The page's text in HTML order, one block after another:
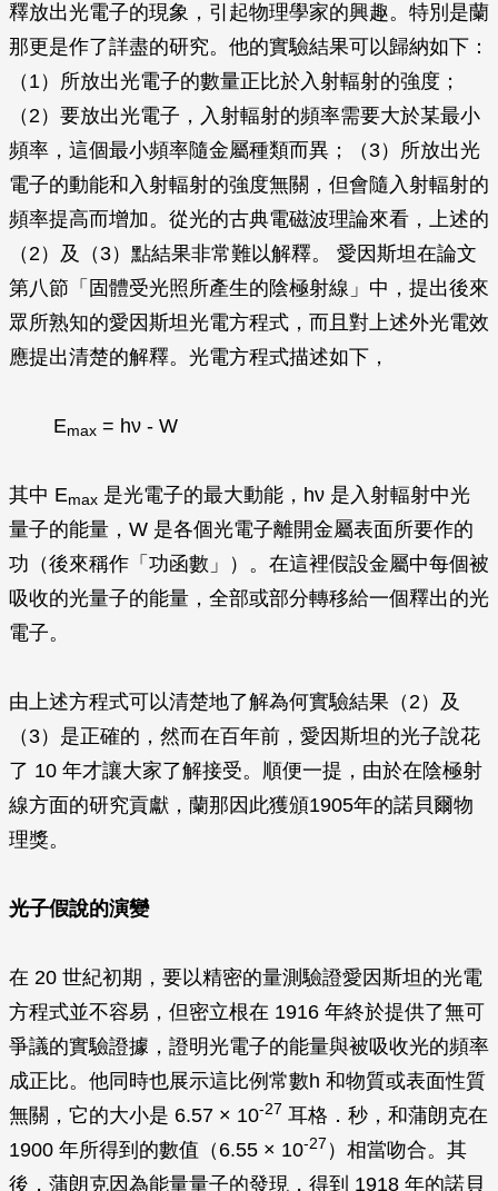
釋放出光電子的現象，引起物理學家的興趣。特別是蘭
那更是作了詳盡的研究。他的實驗結果可以歸納如下：
（1）所放出光電子的數量正比於入射輻射的強度；
（2）要放出光電子，入射輻射的頻率需要大於某最小
頻率，這個最小頻率隨金屬種類而異；（3）所放出光
電子的動能和入射輻射的強度無關，但會隨入射輻射的
頻率提高而增加。從光的古典電磁波理論來看，上述的
（2）及（3）點結果非常難以解釋。 愛因斯坦在論文
第八節「固體受光照所產生的陰極射線」中，提出後來
眾所熟知的愛因斯坦光電方程式，而且對上述外光電效
應提出清楚的解釋。光電方程式描述如下，
Emax = hν - W
其中 Emax 是光電子的最大動能， hν 是入射輻射中光
量子的能量，W 是各個光電子離開金屬表面所要作的
功（後來稱作「功函數」）。在這裡假設金屬中每個被
吸收的光量子的能量，全部或部分轉移給一個釋出的光
電子。
由上述方程式可以清楚地了解為何實驗結果（2）及
（3）是正確的，然而在百年前，愛因斯坦的光子說花
了 10 年才讓大家了解接受。順便一提，由於在陰極射
線方面的研究貢獻，蘭那因此獲頒1905年的諾貝爾物
理獎。
光子假說的演變
在 20 世紀初期，要以精密的量測驗證愛因斯坦的光電
方程式並不容易，但密立根在 1916 年終於提供了無可
爭議的實驗證據，證明光電子的能量與被吸收光的頻率
成正比。他同時也展示這比例常數h 和物質或表面性質
無關，它的大小是 6.57 × 10-27 耳格．秒，和蒲朗克在
1900 年所得到的數值（6.55 × 10-27 ）相當吻合。其
後，蒲朗克因為能量量子的發現，得到 1918 年的諾貝